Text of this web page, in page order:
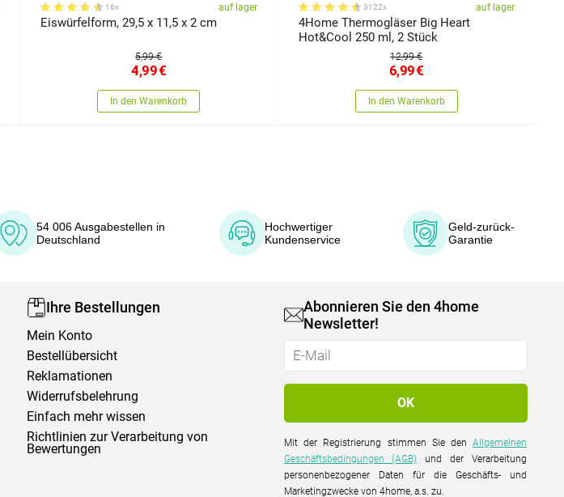
16x auf lager
Eiswürfelform, 29,5 x 11,5 x 2 cm
5,99 €
4,99€
In den Warenkorb
3122x auf lager
4Home Thermogläser Big Heart
Hot&Cool 250 ml, 2 Stück
12,99 €
6,99€
In den Warenkorb
54 006 Ausgabestellen in
Deutschland
Hochwertiger
Kundenservice
Geld-zurück-
Garantie
Ihre Bestellungen
Mein Konto
Bestellübersicht
Reklamationen
Widerrufsbelehrung
Einfach mehr wissen
Richtlinien zur Verarbeitung von
Bewertungen
Abonnieren Sie den 4home
Newsletter!
Mit der Registrierung stimmen Sie denAllgemeinen
Geschäftsbedingungen (AGB) und der Verarbeitung
personenbezogener Daten für die Geschäfts- und
Marketingzwecke von 4home, a.s. zu.